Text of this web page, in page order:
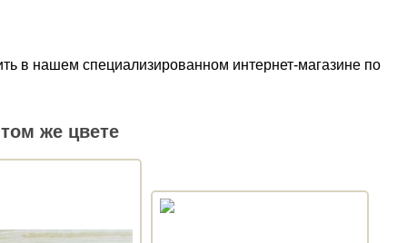
в нашем специализированном интернет-магазине по
же цвете